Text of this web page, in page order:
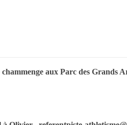
aux Parc des Grands